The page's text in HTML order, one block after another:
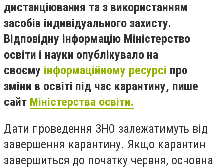
дистанціювання та з використанням
засобів індивідуального захисту.
Відповідну інформацію Міністерство
освіти і науки опублікувало на
своєму інформаційному ресурсі про
зміни в освіті під час карантину, пише
сайт Міністерства освіти.
Дати проведення ЗНО залежатимуть від
завершення карантину. Якщо карантин
завершиться до початку червня, основна